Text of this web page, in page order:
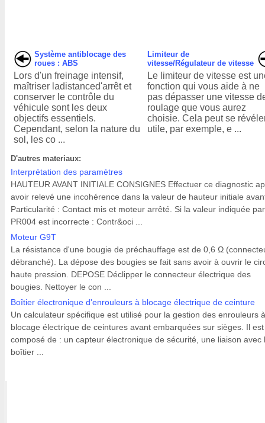
Système antiblocage des
roues : ABS
Lors d'un freinage intensif,
maîtriser ladistanced'arrêt et
conserver le contrôle du
véhicule sont les deux
objectifs essentiels.
Cependant, selon la nature du
sol, les co ...
Limiteur de
vitesse/Régulateur de vitesse
Le limiteur de vitesse est
fonction qui vous aide à ne
pas dépasser une vitesse
roulage que vous aurez
choisie. Cela peut se
utile, par exemple, e ...
D'autres materiaux:
Interprétation des paramètres
HAUTEUR AVANT INITIALE CONSIGNES Effectuer ce diagnostic
avoir relevé une incohérence dans la valeur de hauteur initiale
Particularité : Contact mis et moteur arrêté. Si la valeur indiquée
PR004 est incorrecte : Contr&oci ...
Moteur G9T
La résistance d'une bougie de préchauffage est de 0,6 Ω
débranché). La dépose des bougies se fait sans avoir à ouvrir le
haute pression. DEPOSE Déclipper le connecteur électrique des
bougies. Nettoyer le con ...
Boîtier électronique d'enrouleurs à blocage électrique de ceinture
Un calculateur spécifique est utilisé pour la gestion des enrouleurs à
blocage électrique de ceintures avant embarquées sur sièges. Il est
composé de : un capteur électronique de sécurité, une liaison avec
boîtier ...